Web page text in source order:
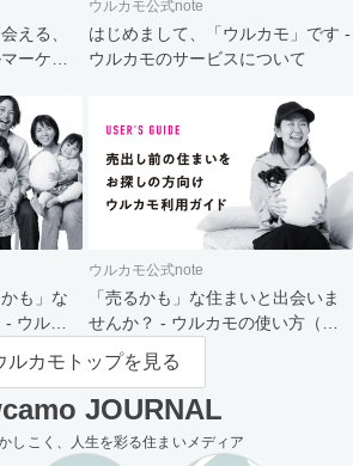
える、
ーケッ
ウルカモ公式note
はじめまして、「ウルカモ」です -
ウルカモのサービスについて
も」な
ウルカ
ウルカモ公式note
「売るかも」な住まいと出会いま
せんか？ - ウルカモの使い方（買
主さま向け）
ルカモトップを見る
JOURNAL
しこく、人生を彩る住まいメディア